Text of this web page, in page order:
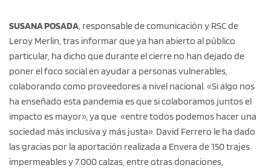
SUSANA POSADA , responsable de comunicación y RSC de
Leroy Merlin, tras informar que ya han abierto al público
particular, ha dicho que durante el cierre no han dejado de
poner el foco social en ayudar a personas vulnerables,
colaborando como proveedores a nivel nacional. «Si algo nos
ha enseñado esta pandemia es que si colaboramos juntos el
impacto es mayor», ya que «entre todos podemos hacer una
sociedad más inclusiva y más justa». David Ferrero le ha dado
las gracias por la aportación realizada a Envera de 150 trajes
impermeables y 7.000 calzas, entre otras donaciones,